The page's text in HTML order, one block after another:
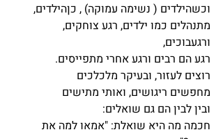
וכשהילדים ( נשימה עמוקה) , כןהילדים,
מתנהלים כמו ילדים, רגע צוחקים,
ורגעבוכים,
רגע הם רבים ורגע אחרי מתפייסים.
רוצים לעזור, ובעיקר מלכלכים
מחפשים ריגושים, ואותי מתישים
ובין לבין הם גם שואלים:
חכמה מה היא שואלת: "אמאו למה את